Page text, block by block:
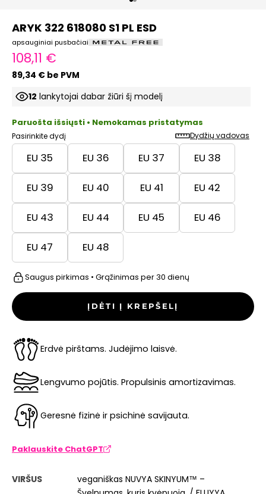
Eiti į elementą 1
Eiti į elementą 2
ARYK 322 618080 S1 PL ESD
apsauginiai pusbačiai
Pardavimo kaina
108,11 €
89,34 € be PVM
12 lankytojai dabar žiūri šį modelį
Paruošta išsiųsti • Nemokamas pristatymas
Pasirinkite dydį Dydžių vadovas
EU 35 EU 36 EU 37 EU 38
EU 39 EU 40 EU 41 EU 42
EU 43 EU 44 EU 45 EU 46
EU 47 EU 48
Saugus pirkimas • Grąžinimas per 30 dienų
ĮDĖTI Į KREPŠELĮ
Erdvė pirštams. Judėjimo laisvė.
Lengvumo pojūtis. Propulsinis amortizavimas.
Geresnė fizinė ir psichinė savijauta.
Paklauskite ChatGPT
VIRŠUS
veganiškas NUVYA SKINYUM™ –